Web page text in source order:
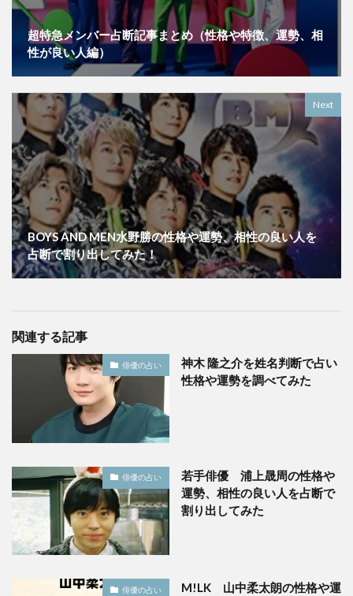
超特急メンバー占断記事まとめ（性格や特徴、運勢、相
性が良い人編）
Next
BOYS AND MEN水野勝の性格や運勢、相性の良い人を
占断で割り出してみた！
関連する記事
俳優の占い
神木 隆之介を姓名判断で占い
性格や運勢を調べてみた
俳優の占い
若手俳優 浦上晟周の性格や
運勢、相性の良い人を占断で
割り出してみた
俳優の占い
M!LK 山中柔太朗の性格や運